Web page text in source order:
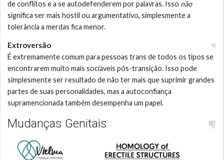
de conflitos e a se autodefenderem por palavras. Isso não
significa ser mais hostil ou argumentativo, simplesmente a
tolerância a merdas fica menor.
Extroversão
É extremamente comum para pessoas trans de todos os tipos se
encontrarem muito mais sociáveis pós-transição. Isso pode
simplesmente ser resultado de não ter mais que suprimir grandes
partes de suas personalidades, mas a autoconfiança
supramencionada também desempenha um papel.
Mudanças Genitais